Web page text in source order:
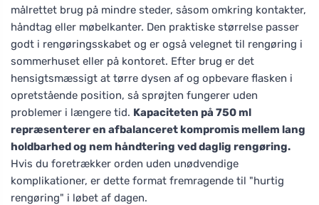
målrettet brug på mindre steder, såsom omkring kontakter,
håndtag eller møbelkanter. Den praktiske størrelse passer
godt i rengøringsskabet og er også velegnet til rengøring i
sommerhuset eller på kontoret. Efter brug er det
hensigtsmæssigt at tørre dysen af og opbevare flasken i
opretstående position, så sprøjten fungerer uden
problemer i længere tid. Kapaciteten på 750 ml
repræsenterer en afbalanceret kompromis mellem lang
holdbarhed og nem håndtering ved daglig rengøring.
Hvis du foretrækker orden uden unødvendige
komplikationer, er dette format fremragende til "hurtig
rengøring" i løbet af dagen.